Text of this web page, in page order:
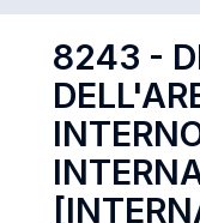
8243 -